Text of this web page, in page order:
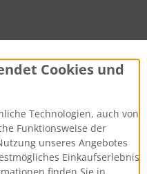
zzgl.Versandkosten
Cookies und
Technologien, auch von
Funktionsweise der
unseres Angebotes
Einkaufserlebnis